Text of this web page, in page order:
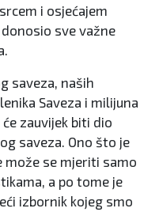
i osjećajem
sve važne
saveza, naših
Saveza i milijuna
zauvijek biti dio
saveza. Ono što je
se mjeriti samo
a po tome je
izbornik kojeg smo